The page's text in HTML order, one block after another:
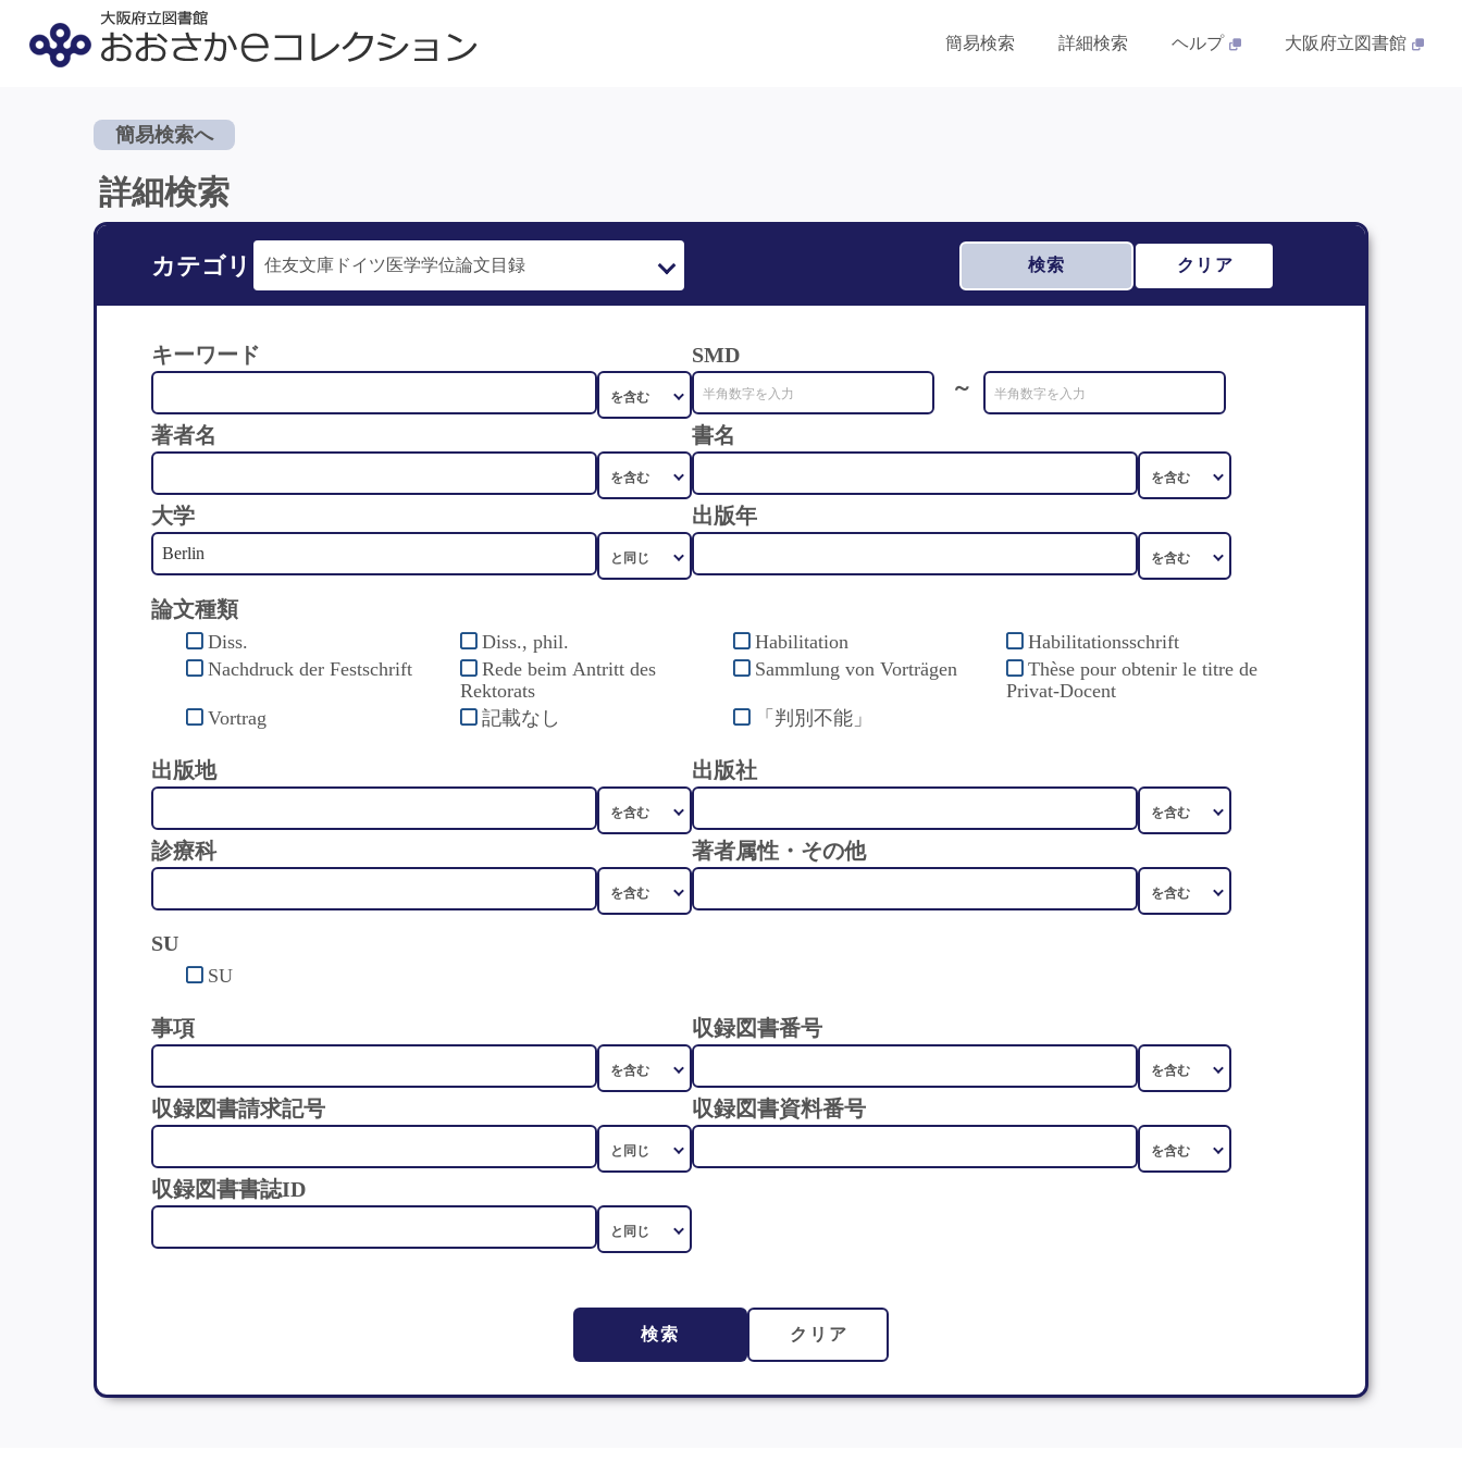
簡易検索 詳細検索 ヘルプ 大阪府立図書館
簡易検索へ
詳細検索
カテゴリ 検索 クリア
キーワード
SMD
～
著者名
書名
大学 出版年
論文種類
Diss. Diss., phil. Habilitation
Habilitationsschrift
Nachdruck der Festschrift
Rede beim Antritt des
Rektorats
Sammlung von Vorträgen
Thèse pour obtenir le titre de
Privat-Docent
Vortrag
記載なし 「判別不能」
出版地 出版社
診療科 著者属性・その他
SU
SU
事項 収録図書番号
収録図書請求記号 収録図書資料番号
収録図書書誌ID
検索 クリア